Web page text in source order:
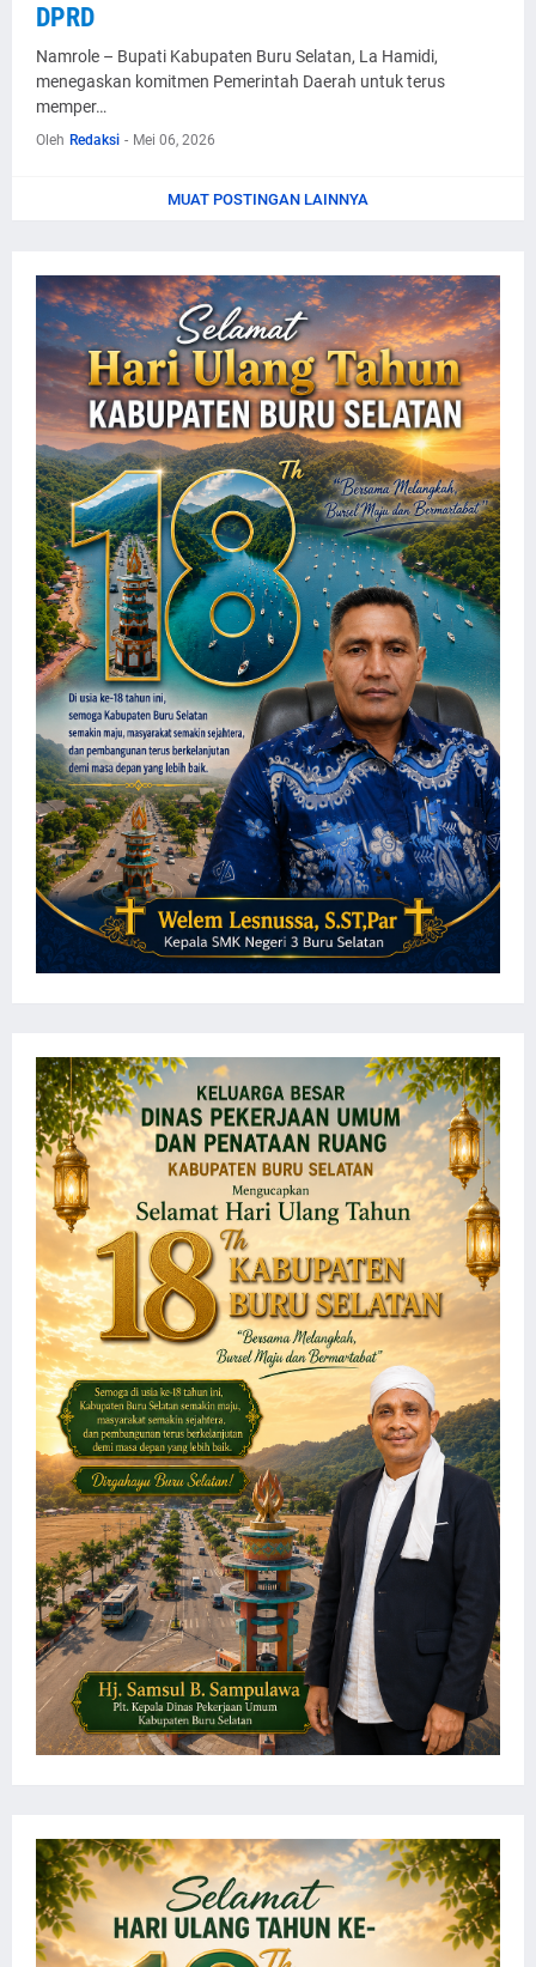
DPRD
Namrole – Bupati Kabupaten Buru Selatan, La Hamidi,
menegaskan komitmen Pemerintah Daerah untuk terus
memper…
Oleh Redaksi - Mei 06, 2026
MUAT POSTINGAN LAINNYA